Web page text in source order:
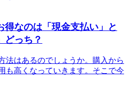
得なのは「現金支払い」と
どっち？
法はあるのでしょうか。購入から
も高くなっていきます。そこで今